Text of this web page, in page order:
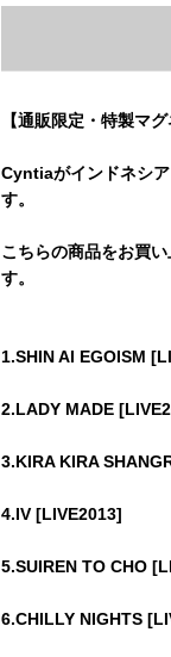
【通販限定・特製マグ
Cyntiaがインドネシ
す。
こちらの商品をお買
す。
1.SHIN AI EGOISM
2.LADY MADE
3.KIRA KIRA
4.IV [LIVE2013]
5.SUIREN TO CHO
6.CHILLY NIGHTS